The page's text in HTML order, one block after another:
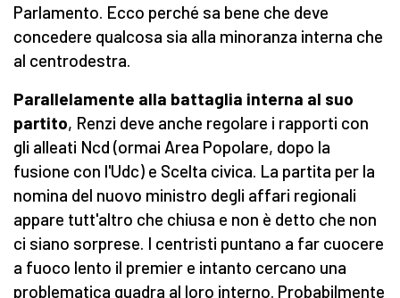
Parlamento. Ecco perché sa bene che deve
concedere qualcosa sia alla minoranza interna che
al centrodestra.
Parallelamente alla battaglia interna al suo
partito, Renzi deve anche regolare i rapporti con
gli alleati Ncd (ormai Area Popolare, dopo la
fusione con l'Udc) e Scelta civica. La partita per la
nomina del nuovo ministro degli affari regionali
appare tutt'altro che chiusa e non è detto che non
ci siano sorprese. I centristi puntano a far cuocere
a fuoco lento il premier e intanto cercano una
problematica quadra al loro interno. Probabilmente